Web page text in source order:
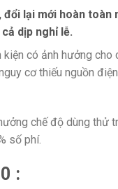
lại mới hoàn
dịp nghỉ lễ.
có ảnh hưởng
cơ thiếu nguồn
chế độ dùng thử
số phí.
: